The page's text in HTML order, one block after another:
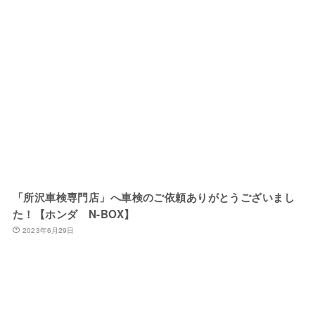
「所沢車検専門店」へ車検のご依頼ありがとうございまし
た！【ホンダ N-BOX】
2023年6月29日